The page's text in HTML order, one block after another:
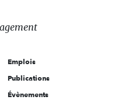
Emplois
Publications
Évènements